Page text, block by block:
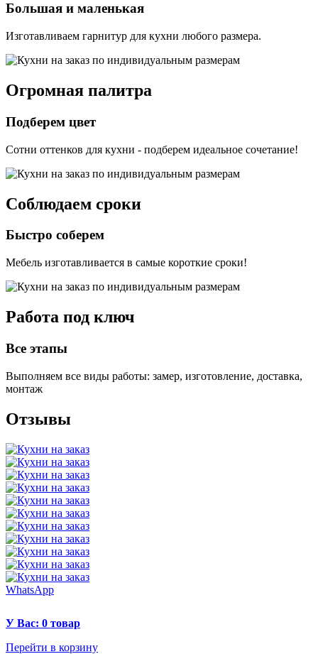
Большая и маленькая
Изготавливаем гарнитур для кухни любого размера.
Огромная палитра
Подберем цвет
Сотни оттенков для кухни - подберем идеальное сочетание!
Соблюдаем сроки
Быстро соберем
Мебель изготавливается в самые короткие сроки!
Работа под ключ
Все этапы
Выполняем все виды работы: замер, изготовление, доставка,
монтаж
Отзывы
WhatsApp
У Вас: 0 товар
Перейти в корзину